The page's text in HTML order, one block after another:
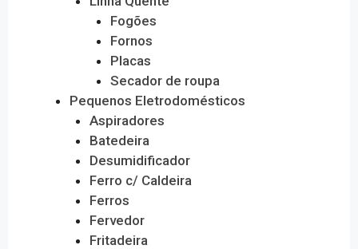
Fogões
Fornos
Placas
Secador de roupa
Pequenos Eletrodomésticos
Aspiradores
Batedeira
Desumidificador
Ferro c/ Caldeira
Ferros
Fervedor
Fritadeira